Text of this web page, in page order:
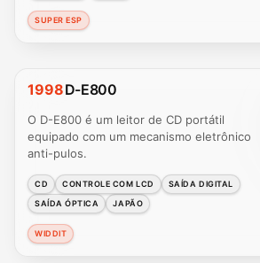
SUPER ESP
1998D-E800
O D-E800 é um leitor de CD portátil
equipado com um mecanismo eletrônico
anti-pulos.
CD CONTROLE COM LCD
SAÍDA DIGITAL
SAÍDA ÓPTICA
JAPÃO
WIDDIT